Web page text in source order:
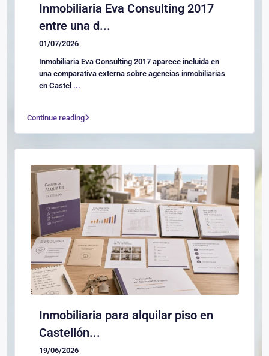
Inmobiliaria Eva Consulting 2017
entre una d...
01/07/2026
Inmobiliaria Eva Consulting 2017 aparece incluida en
una comparativa externa sobre agencias inmobiliarias
en Castel ...
Continue reading
Inmobiliaria para alquilar piso en
Castellón...
19/06/2026